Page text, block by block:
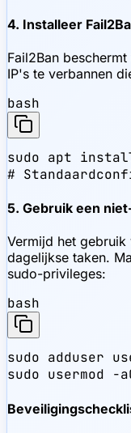
4. Installeer
Fail2Ban
IP's te verbannen
bash
sudo apt
#
5. Gebruik een
Vermijd het
dagelijkse taken.
sudo-privileges:
bash
sudo adduser
sudo usermod -